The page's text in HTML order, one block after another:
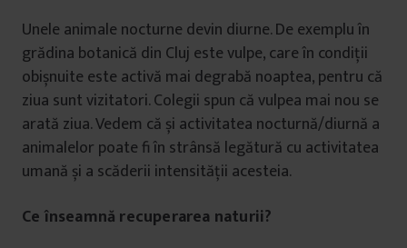
Unele animale nocturne devin diurne. De exemplu în
grădina botanică din Cluj este vulpe, care în condiții
obișnuite este activă mai degrabă noaptea, pentru că
ziua sunt vizitatori. Colegii spun că vulpea mai nou se
arată ziua. Vedem că și activitatea nocturnă/diurnă a
animalelor poate fi în strânsă legătură cu activitatea
umană și a scăderii intensității acesteia.
Ce înseamnă recuperarea naturii?